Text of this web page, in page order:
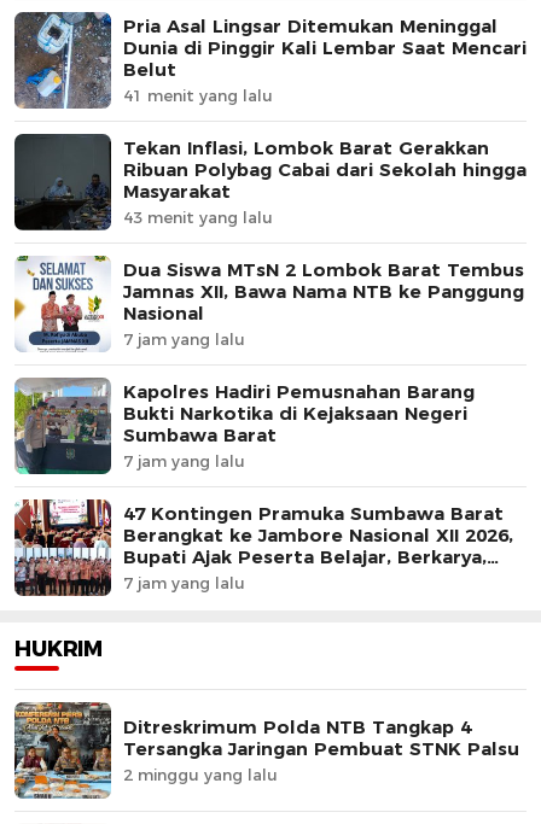
Pria Asal Lingsar Ditemukan Meninggal
Dunia di Pinggir Kali Lembar Saat Mencari
Belut
41 menit yang lalu
Tekan Inflasi, Lombok Barat Gerakkan
Ribuan Polybag Cabai dari Sekolah hingga
Masyarakat
43 menit yang lalu
Dua Siswa MTsN 2 Lombok Barat Tembus
Jamnas XII, Bawa Nama NTB ke Panggung
Nasional
7 jam yang lalu
Kapolres Hadiri Pemusnahan Barang
Bukti Narkotika di Kejaksaan Negeri
Sumbawa Barat
7 jam yang lalu
47 Kontingen Pramuka Sumbawa Barat
Berangkat ke Jambore Nasional XII 2026,
Bupati Ajak Peserta Belajar, Berkarya,
dan Harumkan Nama Daerah
7 jam yang lalu
HUKRIM
Ditreskrimum Polda NTB Tangkap 4
Tersangka Jaringan Pembuat STNK Palsu
2 minggu yang lalu